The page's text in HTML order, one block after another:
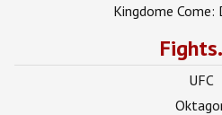
Kingdome Come:
UFC